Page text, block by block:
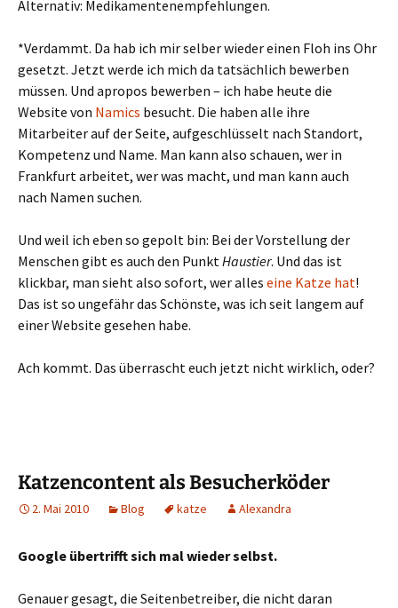
Alternativ: Medikamentenempfehlungen.
*Verdammt. Da hab ich mir selber wieder einen Floh ins Ohr
gesetzt. Jetzt werde ich mich da tatsächlich bewerben
müssen. Und apropos bewerben – ich habe heute die
Website von Namics besucht. Die haben alle ihre
Mitarbeiter auf der Seite, aufgeschlüsselt nach Standort,
Kompetenz und Name. Man kann also schauen, wer in
Frankfurt arbeitet, wer was macht, und man kann auch
nach Namen suchen.
Und weil ich eben so gepolt bin: Bei der Vorstellung der
Menschen gibt es auch den Punkt Haustier. Und das ist
klickbar, man sieht also sofort, wer alles eine Katze hat!
Das ist so ungefähr das Schönste, was ich seit langem auf
einer Website gesehen habe.
Ach kommt. Das überrascht euch jetzt nicht wirklich, oder?
Katzencontent als Besucherköder
2. Mai 2010 Blog katze Alexandra
Google übertrifft sich mal wieder selbst.
Genauer gesagt, die Seitenbetreiber, die nicht daran